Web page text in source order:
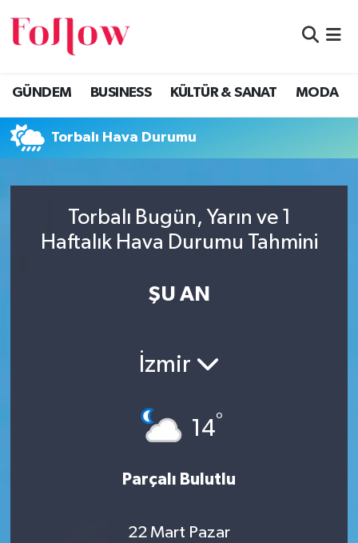
GÜNDEM BUSINESS KÜLTÜR & SANAT MODA
Torbalı Hava Durumu
Torbalı Bugün, Yarın ve 1
Haftalık Hava Durumu Tahmini
ŞU AN
İzmir
14°
Parçalı Bulutlu
22 Mart Pazar
GÜNDEM
BUSINESS
KÜLTÜR & SANAT
MODA
EĞİTİM
Eskişehir Nöbetçi Eczaneler
Eskişehir Hava Durumu
Eskişehir Namaz Vakitleri
Eskişehir Trafik Yoğunluk Haritası
Süper Lig Puan Durumu ve Fikstür
Son Dakika Haberleri